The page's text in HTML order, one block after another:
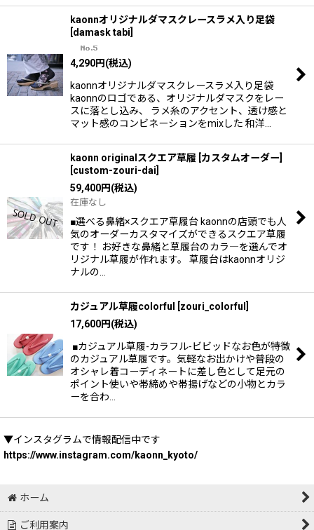
kaonnオリジナルダマスクレースラメ入り足袋
damask tabi
4,290円(税込)
kaonnオリジナルダマスクレースラメ入り足袋
kaonnのロゴである、オリジナルダマスクをレー
スに落とし込み、 ラメ糸のアクセント、透け感と
マット感のコンビネーションをmixした 和洋…
kaonn originalスクエア草履 [カスタムオーダー]
custom-zouri-dai
59,400円(税込)
在庫なし
■選べる鼻緒×スクエア草履台 kaonnの店頭でも人
気のオーダーカスタマイズができるスクエア草履
です！ お好きな鼻緒と草履台のカラ―を選んでオ
リジナル草履が作れます。 草履台はkaonnオリジ
ナルの…
カジュアル草履colorful zouri_colorful
17,600円(税込)
■カジュアル草履-カラフル-ビビッドなお色が特徴
のカジュアル草履です。気軽なお出かけや普段の
オシャレ着コーディネートに差し色として足元の
ポイント使いや帯締めや帯揚げなどの小物とカラ
ーを合わ…
▼インスタグラムで情報配信中です
https://www.instagram.com/kaonn_kyoto/
ホーム
ご利用案内